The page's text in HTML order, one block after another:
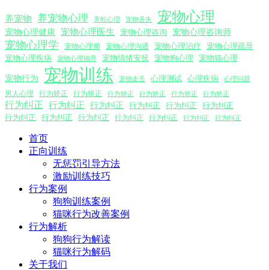
养宠物 养宠物心理 养蛇心理 宠物丢失 宠物心理
宠物心理健康 宠物心理医生 宠物心理咨询 宠物心理咨询师
宠物心理学 宠物心理师 宠物心理沟通 宠物心理治疗
宠物心理疏导
宠物心理疾病
宠物心理辅导 宠物情绪安抚 宠物狗心理 宠物猫心理
宠物行为 宠物训练 宠物走丢 心理测试 心理疾病 心理问题
男人心理 行为矫正 行为矫正 行为矫正 行为矫正 行为矫正 行为矫正
行为纠正 行为纠正 行为纠正 行为纠正 行为纠正
行为纠正
行为纠正
行为纠正 行为纠正 行为纠正 行为纠正 行为纠正 行为纠正
首页
正向训练
无惩罚引导方法
激励训练技巧
行为案例
狗狗训练案例
猫咪行为改善案例
行为解析
狗狗行为解读
猫咪行为解码
关于我们